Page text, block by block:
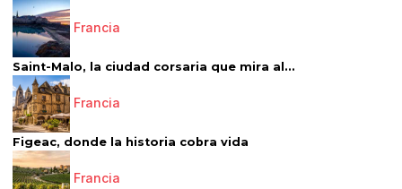
Francia
Saint-Malo, la ciudad corsaria que mira al...
Francia
Figeac, donde la historia cobra vida
Francia